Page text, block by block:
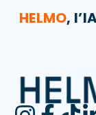
HELMO,